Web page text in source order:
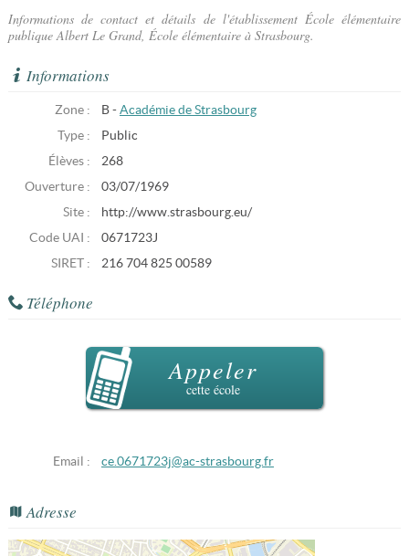
Informations de contact et détails de l'établissement École élémentaire
publique Albert Le Grand, École élémentaire à Strasbourg.
Informations
Zone : B - Académie de Strasbourg
Type :
Public
Élèves :
268
Ouverture :
03/07/1969
Site :
http://www.strasbourg.eu/
Code UAI :
0671723J
SIRET :
216 704 825 00589
Téléphone
Appeler
cette école
Email : ce.0671723j@ac-strasbourg.fr
Adresse